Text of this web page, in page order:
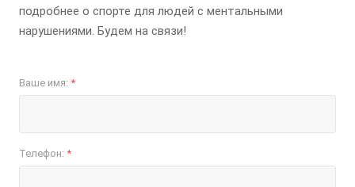
подробнее о спорте для людей с ментальными
нарушениями. Будем на связи!
Ваше имя: *
Телефон: *